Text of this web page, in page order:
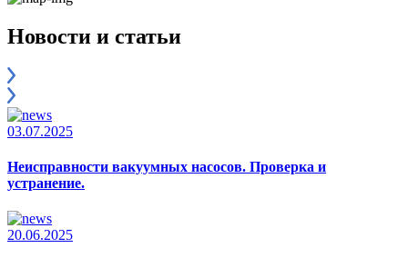
Новости и статьи
03.07.2025
Неисправности вакуумных насосов. Проверка и
устранение.
20.06.2025